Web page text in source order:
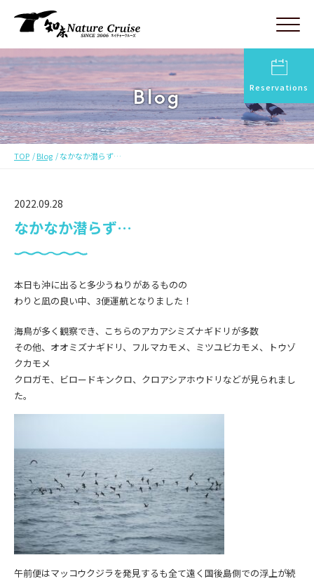
Reservations
Blog
TOP Blog なかなか潜らず…
2022.09.28
なかなか潜らず…
本日も沖に出ると多少うねりがあるものの
わりと凪の良い中、3便運航となりました！
海鳥が多く観察でき、こちらのアカアシミズナギドリが多数
その他、オオミズナギドリ、フルマカモメ、ミツユビカモメ、トウゾ
クカモメ
クロガモ、ビロードキンクロ、クロアシアホウドリなどが見られまし
た。
午前便はマッコウクジラを発見するも全て遠く国後島側での浮上が続